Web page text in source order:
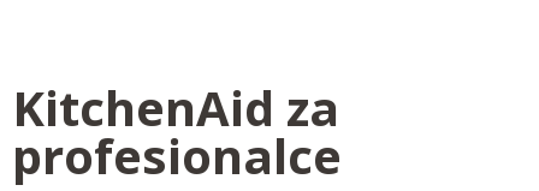
KitchenAid za
profesionalce